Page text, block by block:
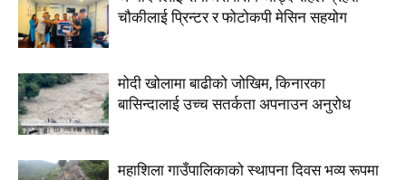
चौकीलाई प्रिन्टर र फोटोकपी मेसिन सहयोग
मोदी खोलामा बाढीको जोखिम, किनारका
बासिन्दालाई उच्च सतर्कता अपनाउन अनुरोध
महाशिला गाउँपालिकाको स्थापना दिवस भव्य रूपमा